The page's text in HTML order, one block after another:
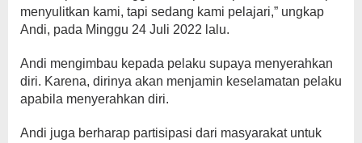
menyulitkan kami, tapi sedang kami pelajari,” ungkap
Andi, pada Minggu 24 Juli 2022 lalu.
Andi mengimbau kepada pelaku supaya menyerahkan
diri. Karena, dirinya akan menjamin keselamatan pelaku
apabila menyerahkan diri.
Andi juga berharap partisipasi dari masyarakat untuk